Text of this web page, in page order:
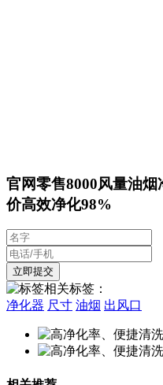
官网零售8000风量油
价高效净化98%
相关标签：
净化器 尺寸 油烟 出风口